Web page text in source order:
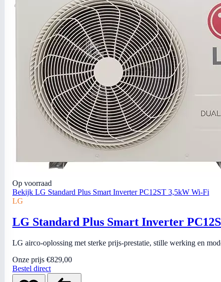
Op voorraad
Bekijk LG Standard Plus Smart Inverter PC12ST 3,5kW Wi-Fi
LG
LG Standard Plus Smart Inverter
LG airco-oplossing met sterke prijs-prestatie, stille werking en
Onze prijs €829,00
Bestel direct